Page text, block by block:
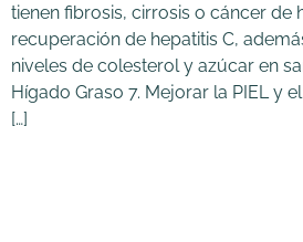
tienen fibrosis, cirrosis o cáncer de
recuperación de hepatitis C,
niveles de colesterol y azúcar en
Hígado Graso 7. Mejorar la PIEL y
[…]